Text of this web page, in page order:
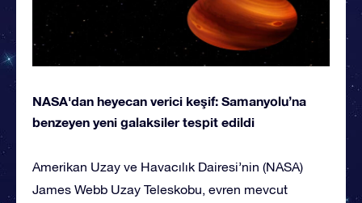
NASA'dan heyecan verici keşif: Samanyolu’na
benzeyen yeni galaksiler tespit edildi
Amerikan Uzay ve Havacılık Dairesi’nin (NASA)
James Webb Uzay Teleskobu, evren mevcut